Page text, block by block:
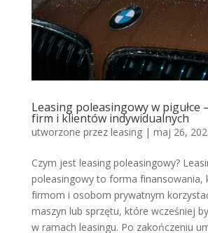
Leasing poleasingowy w pigułce
firm i klientów indywidualnych
utworzone przez leasing| maj 26,
Czym jest leasing poleasingowy?
poleasingowy to forma finansowania,
firmom i osobom prywatnym
maszyn lub sprzętu, które wcześniej
w ramach leasingu. Po zakończeniu